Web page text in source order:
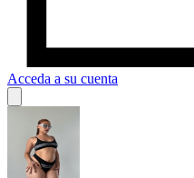
Acceda a su cuenta